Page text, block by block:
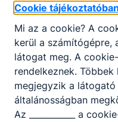
Cookie tájékoztatóban
Mi az a cookie? A
kerül a számítógépre,
látogat meg. A
rendelkeznek.
megjegyzik a
általánosságban
Az ___________ a